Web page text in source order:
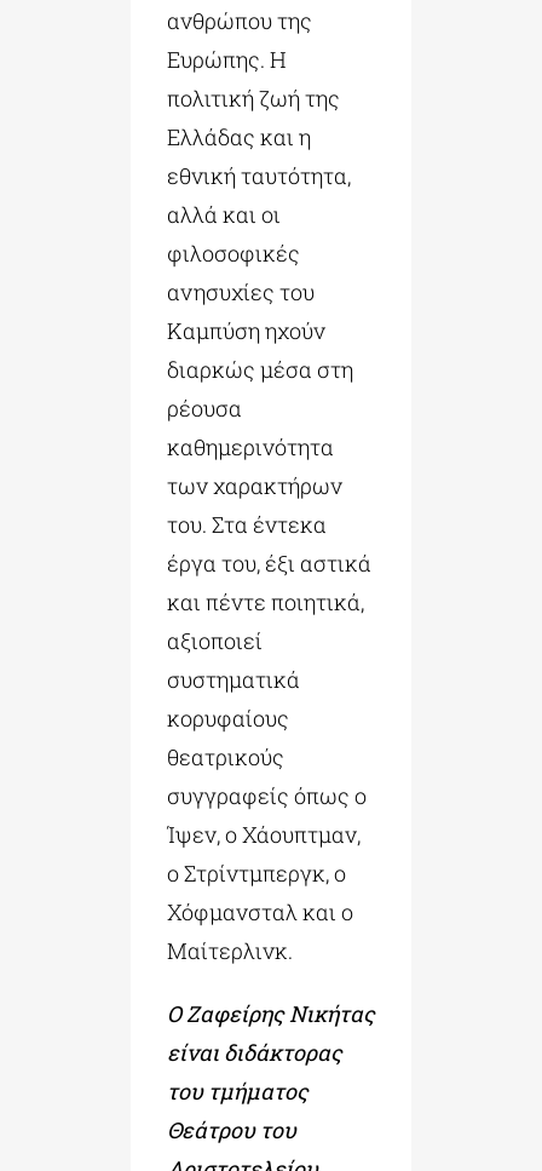
ανθρώπου της
Ευρώπης. Η
πολιτική ζωή της
Ελλάδας και η
εθνική ταυτότητα,
αλλά και οι
φιλοσοφικές
ανησυχίες του
Καμπύση ηχούν
διαρκώς μέσα στη
ρέουσα
καθημερινότητα
των χαρακτήρων
του. Στα έντεκα
έργα του, έξι αστικά
και πέντε ποιητικά,
αξιοποιεί
συστηματικά
κορυφαίους
θεατρικούς
συγγραφείς όπως ο
Ίψεν, ο Χάουπτμαν,
ο Στρίντμπεργκ, ο
Χόφμανσταλ και ο
Μαίτερλινκ.
ΟΖαφείρης Νικήτας
είναι διδάκτορας
του τμήματος
Θεάτρου του